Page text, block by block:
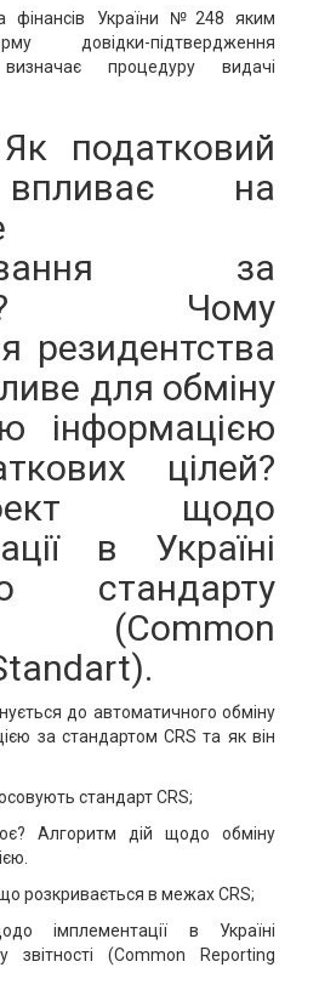
фінансів України №248 яким
довідки-підтвердження
процедуру видачі
податковий
на
за
Чому
резидентства
для обміну
інформацією
цілей?
щодо
в Україні
стандарту
(Common
до автоматичного обміну
за стандартом CRS та як він
стандарт CRS;
Алгоритм дій щодо обміну
розкривається в межах CRS;
імплементації в Україні
звітності (Common Reporting